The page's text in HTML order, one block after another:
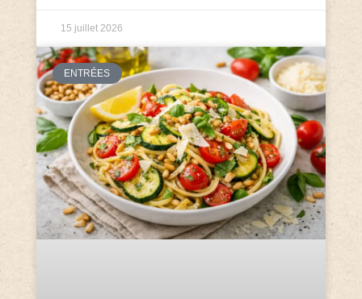
15 juillet 2026
ENTRÉES